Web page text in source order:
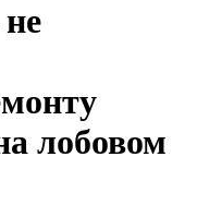
лобовом